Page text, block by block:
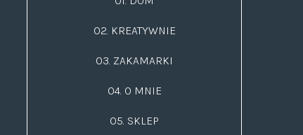
02. KREATYWNIE
03. ZAKAMARKI
04. O MNIE
05. SKLEP